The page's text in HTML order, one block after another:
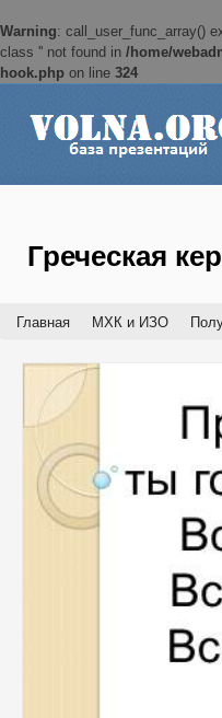
Warning: call_user_func_array()
class '' not found in /home/
hook.php on line 324
Греческая
Главная МХК и ИЗО